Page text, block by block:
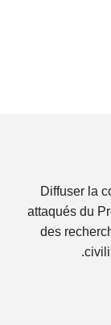
Diffuser la
attaqués du
des